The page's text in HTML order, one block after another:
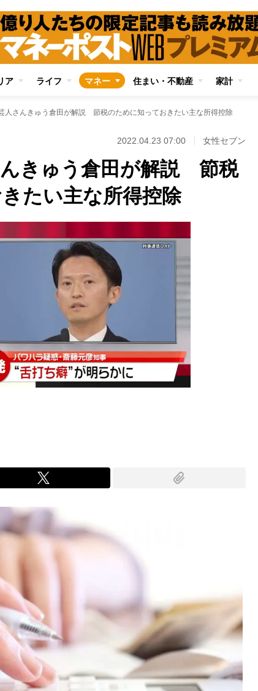
ア ライフ マネー 住まい・不動産 家計
人さんきゅう倉田が解説 節税のために知っておきたい主な所得控除
2022.04.23 07:00 女性セブン
きゅう倉田が解説 節税
たい主な所得控除